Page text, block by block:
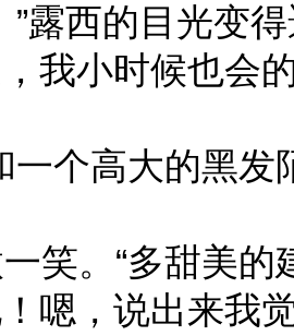
露西的目光变
小时候也会
个高大的黑发
笑。“多甜美
嗯，说出来我